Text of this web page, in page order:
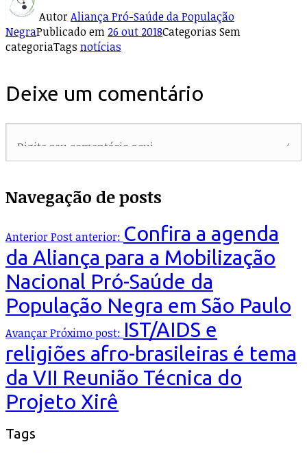
AutorAliança Pró-Saúde da População
NegraPublicado em 26 out 2018Categorias Sem
categoriaTags notícias
Deixe um comentário
Navegação de posts
AnteriorPost anterior: Confira a agenda
da Aliança para a Mobilização
Nacional Pró-Saúde da
População Negra em São Paulo
AvançarPróximo post: IST/AIDS e
religiões afro-brasileiras é tema
da VII Reunião Técnica do
Projeto Xirê
Tags